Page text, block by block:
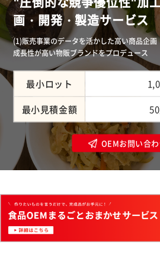
画・開発・製造サービス
(1)販売事業のデータを活かした高い商品企
成長性が高い物販ブランドをプロデュース
最小ロット
最小見積金額
OEMお問い合